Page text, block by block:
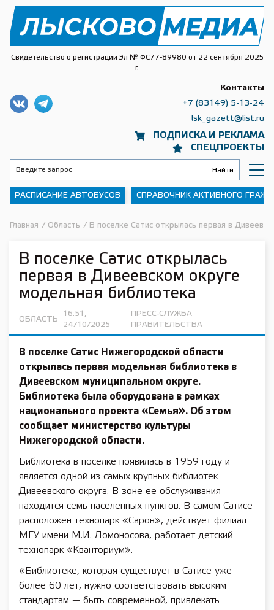
Свидетельство о регистрации Эл № ФС77-89980 от 22 сентября 2025
г.
ПОДПИСКА И РЕКЛАМА
СПЕЦПРОЕКТЫ
Контакты
+7 (83149) 5-13-24
lsk_gazett@list.ru
РАСПИСАНИЕ АВТОБУСОВ СПРАВОЧНИК АКТИВНОГО
Главная / Область / В поселке Сатис открылась первая в
В поселке Сатис открылась
первая в Дивеевском округе
модельная библиотека
ОБЛАСТЬ
16:51,
24/10/2025
ПРЕСС-СЛУЖБА
ПРАВИТЕЛЬСТВА
В поселке Сатис Нижегородской области
открылась первая модельная библиотека в
Дивеевском муниципальном округе.
Библиотека была оборудована в рамках
национального проекта «Семья». Об этом
сообщает министерство культуры
Нижегородской области.
Библиотека в поселке появилась в 1959 году и
является одной из самых крупных библиотек
Дивеевского округа. В зоне ее обслуживания
находится семь населенных пунктов. В самом Сатисе
расположен технопарк «Саров», действует филиал
МГУ имени М.И. Ломоносова, работает детский
технопарк «Кванториум».
«Библиотеке, которая существует в Сатисе уже
более 60 лет, нужно соответствовать высоким
стандартам — быть современной, привлекать